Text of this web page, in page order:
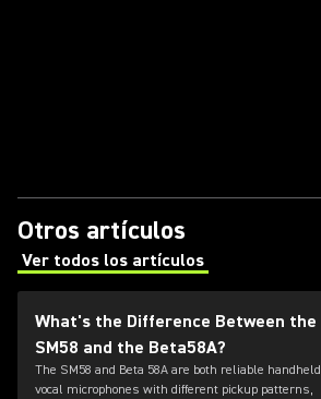
Otros artículos
Ver todos los artículos
(Opens in a new tab)
What's the Difference Between the
SM58 and the Beta58A?
The SM58 and Beta 58A are both reliable handheld
vocal microphones with different pickup patterns,